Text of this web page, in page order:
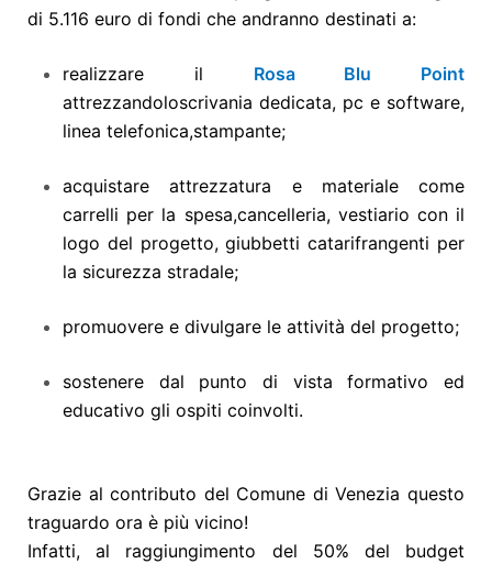
di 5.116 euro di fondi che andranno destinati a:
realizzare il Rosa Blu Point
attrezzandoloscrivania dedicata, pc e software,
linea telefonica,stampante;
acquistare attrezzatura e materiale come
carrelli per la spesa,cancelleria, vestiario con il
logo del progetto,giubbetti catarifrangenti per
la sicurezza stradale;
promuovere e divulgare le attività del progetto;
sostenere dal punto di vista formativo ed
educativo gli ospiti coinvolti.
Grazie al contributo del Comune di Venezia questo
traguardo ora è più vicino!
Infatti, al raggiungimento del 50% del budget